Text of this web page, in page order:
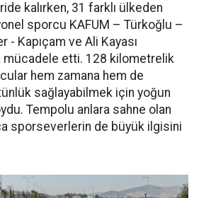
kalırken, 31 farklı ülkeden
sporcu KAFUM – Türkoğlu –
- Kapıçam ve Ali Kayası
mücadele etti. 128 kilometrelik
hem zamana hem de
sağlayabilmek için yoğun
Tempolu anlara sahne olan
sporseverlerin de büyük ilgisini